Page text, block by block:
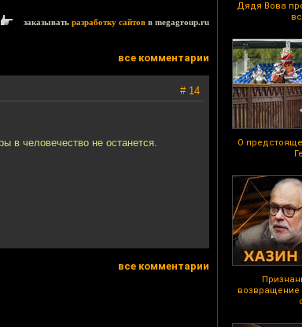
Дядя Вова
О
возвращение
заказывать разработку сайтов в megagroup.ru
все комментарии
# 14
в человечество не останется.
все комментарии